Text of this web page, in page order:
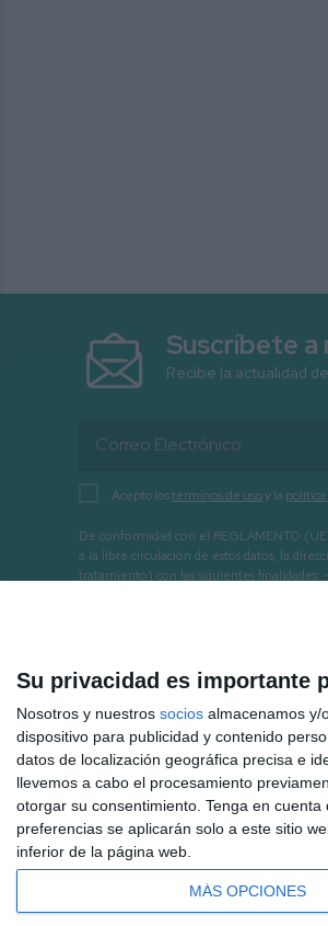
Su privacidad es importante
Nosotros y nuestros socios almacenamos y/
dispositivo para publicidad y contenido
datos de localización geográfica precisa e
llevemos a cabo el procesamiento
otorgar su consentimiento. Tenga en
preferencias se aplicarán solo a este sitio
inferior de la página web.
MÁS OPCIONES
Suscríbete
Recibe la actualidad
Acepto lostérminos de usoy la
De conformidad con el REGLAMENTO
a la libre circulación de estos datos, la
tratamiento) con las siguientes finalidades:
Hemeroteca Mijas